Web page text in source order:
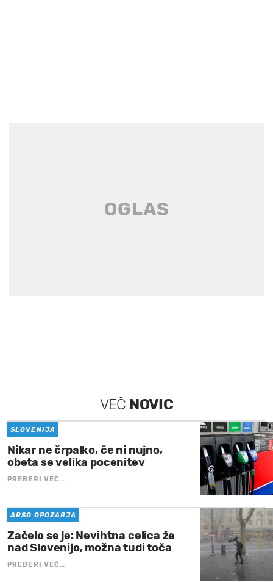
VEČ NOVIC
SLOVENIJA
Nikar ne črpalko, če ni nujno,
obeta se velika pocenitev
PREBERI VEČ…
ARSO OPOZARJA
Začelo se je: Nevihtna celica že
nad Slovenijo, možna tudi toča
PREBERI VEČ…